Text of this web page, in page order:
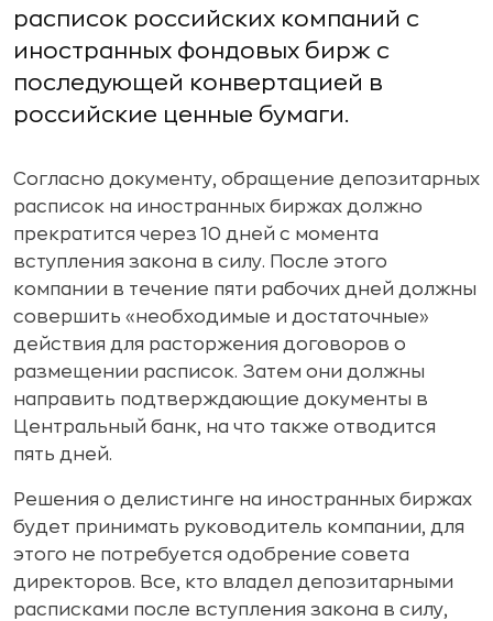
расписок российских компаний с
иностранных фондовых бирж с
последующей конвертацией в
российские ценные бумаги.
Согласно документу, обращение депозитарных
расписок на иностранных биржах должно
прекратится через 10 дней с момента
вступления закона в силу. После этого
компании в течение пяти рабочих дней должны
совершить «необходимые и достаточные»
действия для расторжения договоров о
размещении расписок. Затем они должны
направить подтверждающие документы в
Центральный банк, на что также отводится
пять дней.
Решения о делистинге на иностранных биржах
будет принимать руководитель компании, для
этого не потребуется одобрение совета
директоров. Все, кто владел депозитарными
расписками после вступления закона в силу,